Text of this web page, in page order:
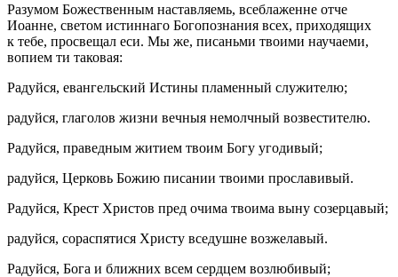
Разумом Божественным наставляемь, всеблаженне отче
Иоанне, светом истиннаго Богопознания всех, приходящих
к тебе, просвещал еси. Мы же, писаньми твоими научаеми,
вопием ти таковая:
Радуйся, евангельский Истины пламенный служителю;
радуйся, глаголов жизни вечныя немолчный возвестителю.
Радуйся, праведным житием твоим Богу угодивый;
радуйся, Церковь Божию писании твоими прославивый.
Радуйся, Крест Христов пред очима твоима выну созерцавый;
радуйся, сораспятися Христу вседушне возжелавый.
Радуйся, Бога и ближних всем сердцем возлюбивый;